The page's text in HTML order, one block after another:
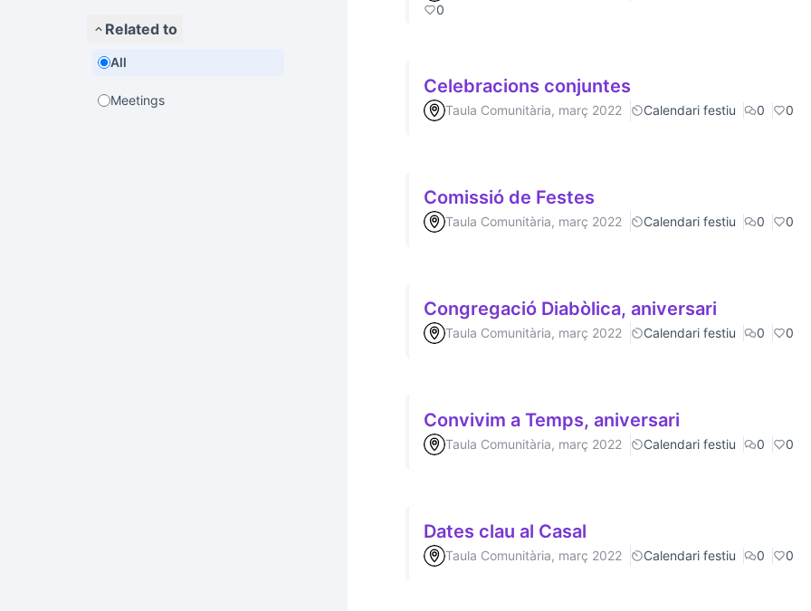
Related to
All
Meetings
0
Celebracions conjuntes
Taula Comunitària, març 2022 Calendari festiu 0 0
Comissió de Festes
Taula Comunitària, març 2022 Calendari festiu 0 0
Congregació Diabòlica, aniversari
Taula Comunitària, març 2022 Calendari festiu 0 0
Convivim a Temps, aniversari
Taula Comunitària, març 2022 Calendari festiu 0 0
Dates clau al Casal
Taula Comunitària, març 2022 Calendari festiu 0 0